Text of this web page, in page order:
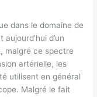
dans le domaine de
d’un
malgré ce spectre
artérielle, les
utilisent en général
Malgré le fait